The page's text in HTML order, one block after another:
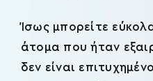
Ίσως μπορείτε
άτομα που ήταν
δεν είναι